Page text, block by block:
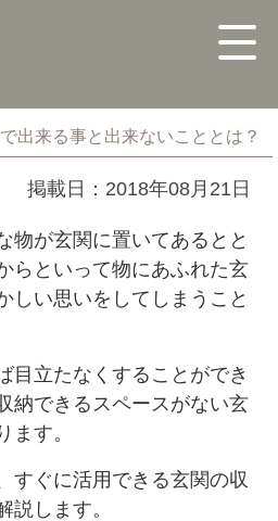
出来る事と出来ないこととは？
掲載日：2018年08月21日
物が玄関に置いてあるとと
らといって物にあふれた玄
しい思いをしてしまうこと
目立たなくすることができ
納できるスペースがない玄
ます。
すぐに活用できる玄関の収
説します。